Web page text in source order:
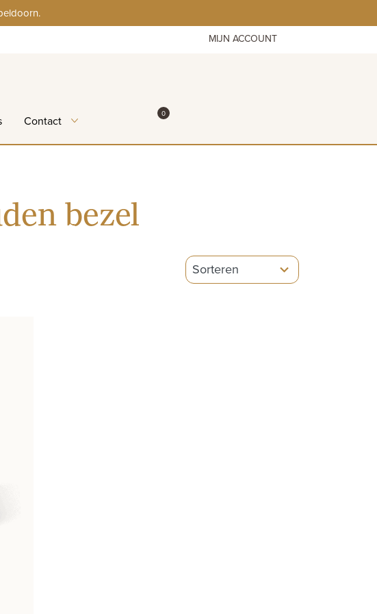
MIJN ACCOUNT
Contact WINKELMAND
0ITEMS IN WINKELMAND
bezel
5
results